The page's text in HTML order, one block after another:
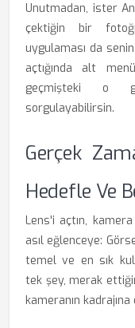
Unutmadan, ister
çektiğin bir
uygulaması da
açtığında alt
geçmişteki o
sorgulayabilirsin.
Gerçek
Hedefle Ve
Lens'i açtın,
asıl eğlenceye:
temel ve en sık
tek şey, merak
kameranın